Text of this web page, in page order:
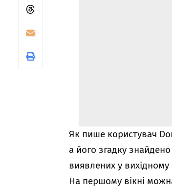
Як пише користувач
а його згадку
виявлених у вихідному
На першому вікні